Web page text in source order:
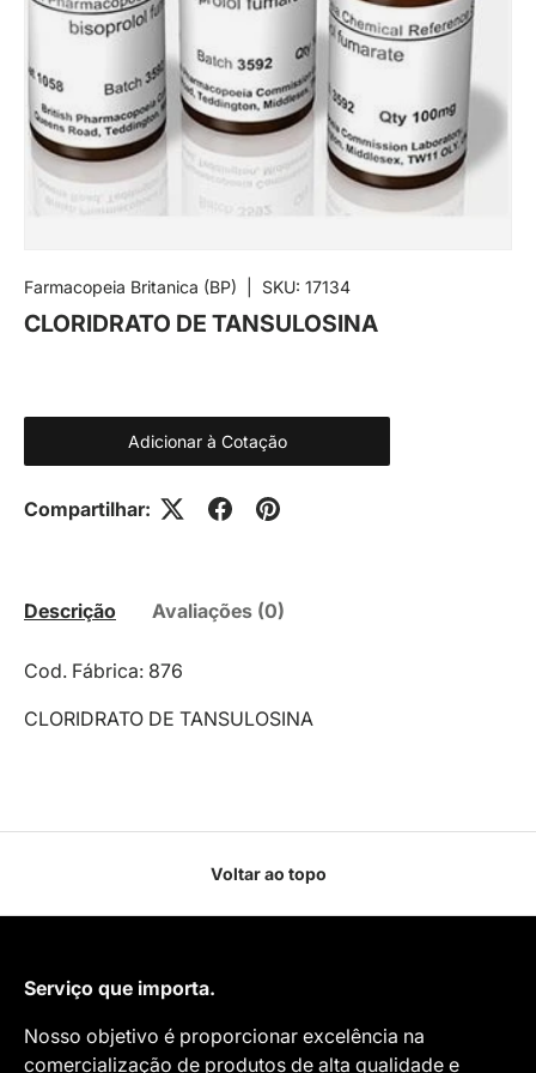
Farmacopeia Britanica (BP) SKU: 17134
CLORIDRATO DE TANSULOSINA
Adicionar à Cotação
Compartilhar:
Descrição Avaliações (0)
Cod. Fábrica: 876
CLORIDRATO DE TANSULOSINA
Voltar ao topo
Serviço que importa.
Nosso objetivo é proporcionar excelência na
comercialização de produtos de alta qualidade e